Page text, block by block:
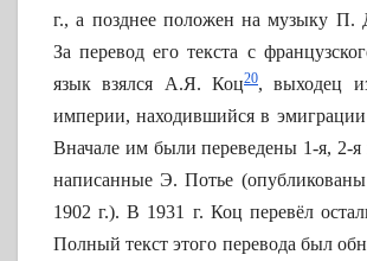
г., а позднее положен на музыку П.
За перевод его текста с
язык взялся А.Я. Коц20, выходец
империи, находившийся в
Вначале им были переведены 1-я, 2-
написанные Э. Потье
1902 г.). В 1931 г. Коц перевёл
Полный текст этого перевода был